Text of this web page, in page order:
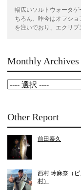
幅広いソルトウォータ
ちろん、昨今はオフシ
を注いでおり、エクリプ
Monthly Archives
Other Report
前田泰久
西村 玲麻奈（
村）